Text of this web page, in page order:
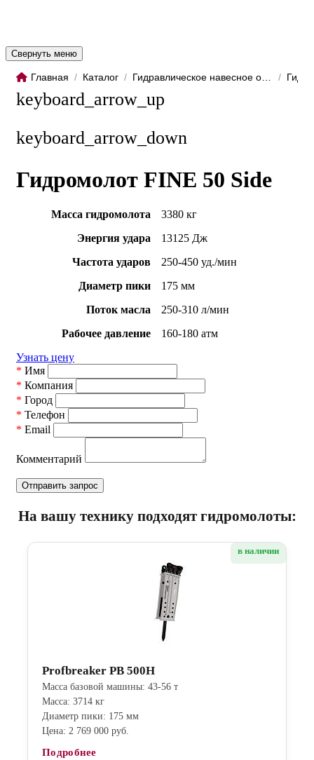
Свернуть меню
Главная / Каталог / /
keyboard_arrow_up
keyboard_arrow_down
Гидромолот FINE 50 Side
Масса гидромолота
3380 кг
Энергия удара
13125 Дж
Частота ударов
250-450 уд./мин
Диаметр пики
175 мм
Поток масла
250-310 л/мин
Рабочее давление
160-180 атм
Узнать цену
* Имя
* Компания
* Город
* Телефон
* Email
Комментарий
На вашу технику подходят гидромолоты:
в наличии
Profbreaker PB 500H
Масса базовой машины: 43-56 т
Масса: 3714 кг
Диаметр пики: 175 мм
Цена: 2 769 000 руб.
Подробнее